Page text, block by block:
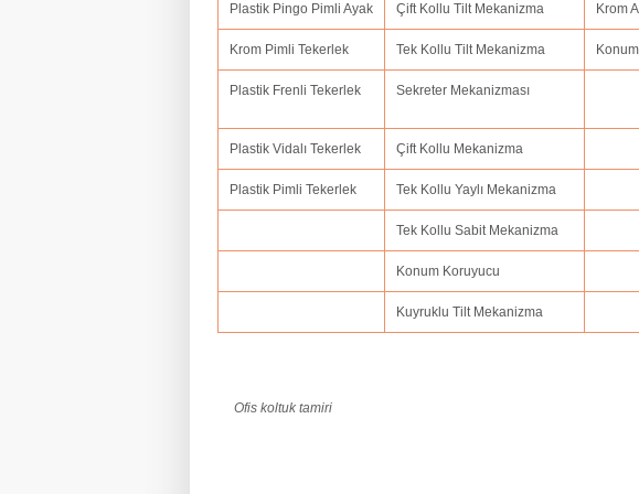
Plastik Pingo Pimli Ayak Çift Kollu Tilt Mekanizma Krom
Krom Pimli Tekerlek Tek Kollu Tilt Mekanizma
Plastik Frenli Tekerlek Sekreter Mekanizması
Plastik Vidalı Tekerlek Çift Kollu Mekanizma
Plastik Pimli Tekerlek Tek Kollu Yaylı Mekanizma
Tek Kollu Sabit Mekanizma
Konum Koruyucu
Kuyruklu Tilt Mekanizma
Ofis koltuk tamiri